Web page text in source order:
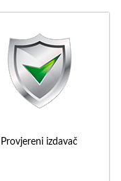
Provjereni izdavač